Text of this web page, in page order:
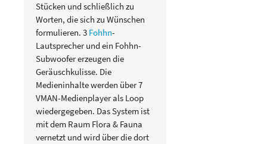
Stücken und schließlich zu
Worten, die sich zu Wünschen
formulieren. 3 Fohhn-
Lautsprecher und ein Fohhn-
Subwoofer erzeugen die
Geräuschkulisse. Die
Medieninhalte werden über 7
VMAN-Medienplayer als Loop
wiedergegeben. Das System ist
mit dem Raum Flora & Fauna
vernetzt und wird über die dort